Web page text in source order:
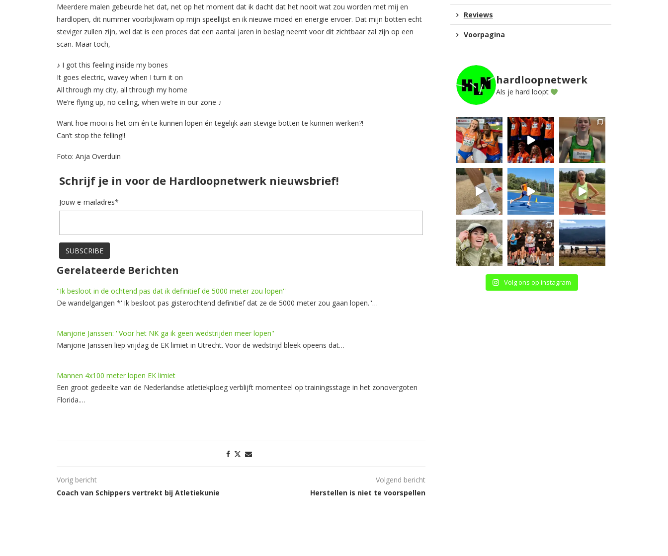
Meerdere malen gebeurde het dat, net op het moment dat ik dacht dat het nooit wat zou worden met mij en
hardlopen, dit nummer voorbijkwam op mijn speellijst en ik nieuwe moed en energie ervoer. Dat mijn botten echt
steviger zullen zijn, wel dat is een proces dat een aantal jaren in beslag neemt voor dit zichtbaar zal zijn op een
scan. Maar toch,
♪ I got this feeling inside my bones
It goes electric, wavey when I turn it on
All through my city, all through my home
We’re flying up, no ceiling, when we’re in our zone ♪
Want hoe mooi is het om én te kunnen lopen én tegelijk aan stevige botten te kunnen werken?!
Can’t stop the felling!!
Foto: Anja Overduin
Schrijf je in voor de Hardloopnetwerk nieuwsbrief!
Jouw e-mailadres*
Gerelateerde Berichten
''Ik besloot in de ochtend pas dat ik definitief de 5000 meter zou lopen''
De wandelgangen *''Ik besloot pas gisterochtend definitief dat ze de 5000 meter zou gaan lopen.''…
Manjorie Janssen: ''Voor het NK ga ik geen wedstrijden meer lopen''
Manjorie Janssen liep vrijdag de EK limiet in Utrecht. Voor de wedstrijd bleek opeens dat…
Mannen 4x100 meter lopen EK limiet
Een groot gedeelte van de Nederlandse atletiekploeg verblijft momenteel op trainingsstage in het zonovergoten
Florida.…
Vorig bericht
Coach van Schippers vertrekt bij Atletiekunie
Volgend bericht
Herstellen is niet te voorspellen
Reviews
Voorpagina
hardloopnetwerk
Als je hard loopt
Volg ons op instagram